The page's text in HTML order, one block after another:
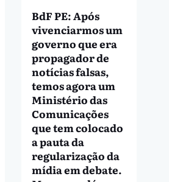
BdF PE: Após
vivenciarmos um
governo que era
propagador de
notícias falsas,
temos agora um
Ministério das
Comunicações
que tem colocado
a pauta da
regularização da
mídia em debate.